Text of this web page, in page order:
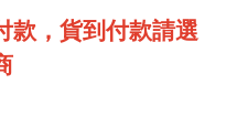
款，貨到付款請選